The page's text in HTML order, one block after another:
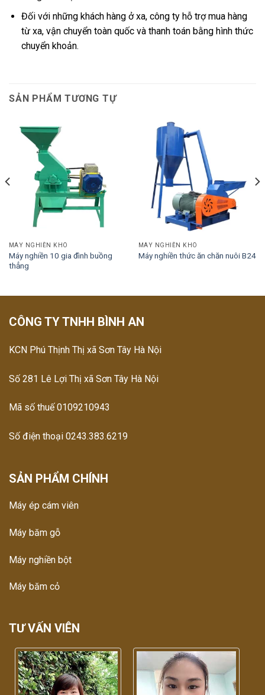
Đối với những khách hàng ở xa, công ty hỗ trợ mua hàng
từ xa, vận chuyển toàn quốc và thanh toán bằng hình thức
chuyển khoản.
SẢN PHẨM TƯƠNG TỰ
MÁY NGHIỀN KHÔ
Máy nghiền 10 gia đình buồng
thẳng
MÁY NGHIỀN KHÔ
Máy nghiền thức ăn chăn nuôi B24
CÔNG TY TNHH BÌNH AN
KCN Phú Thịnh Thị xã Sơn Tây Hà Nội
Số 281 Lê Lợi Thị xã Sơn Tây Hà Nội
Mã số thuế 0109210943
Số điện thoại 0243.383.6219
SẢN PHẨM CHÍNH
Máy ép cám viên
Máy băm gỗ
Máy nghiền bột
Máy băm cỏ
TƯ VẤN VIÊN